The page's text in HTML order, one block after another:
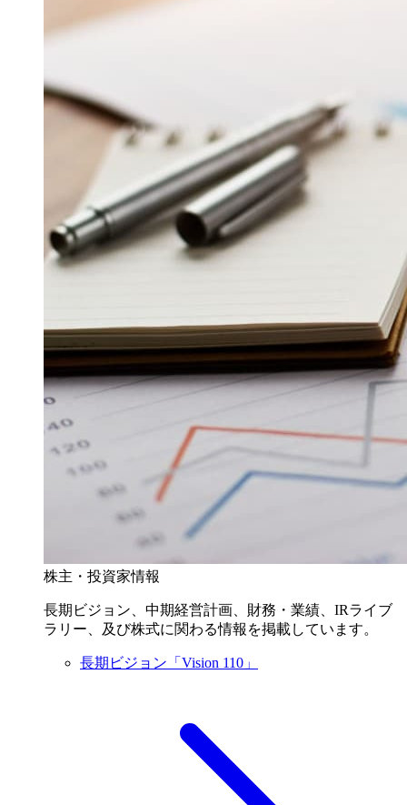
株主・投資家情報
長期ビジョン、中期経営計画、財務・業績、IRライブ
ラリー、及び株式に関わる情報を掲載しています。
長期ビジョン「Vision 110」